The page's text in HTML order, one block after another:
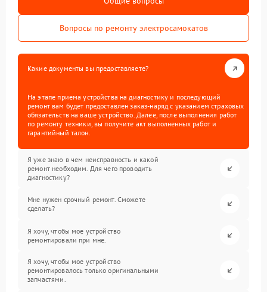
Вопросы по ремонту электросамокатов
Какие документы вы предоставляете?
На этапе приема устройства на диагностику и последующий
ремонт вам будет предоставлен заказ-наряд с указанием страховых
обязательств на ваше устройство. Далее, после выполнения работ
по ремонту техники, вы получите акт выполненных работ и
гарантийный талон.
Я уже знаю в чем неисправность и какой
ремонт необходим. Для чего проводить
диагностику?
Мне нужен срочный ремонт. Сможете
сделать?
Я хочу, чтобы мое устройство
ремонтировали при мне.
Я хочу, чтобы мое устройство
ремонтировалось только оригинальными
запчастями.